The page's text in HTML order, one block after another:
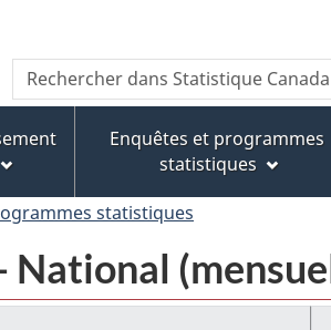
au
contenu
principal
« À
propos
de
ce
version
HTML
simplifiée
Recherche
Rechercher
dans
Canada
Enquêtes et programmes
statistiques
statistiques